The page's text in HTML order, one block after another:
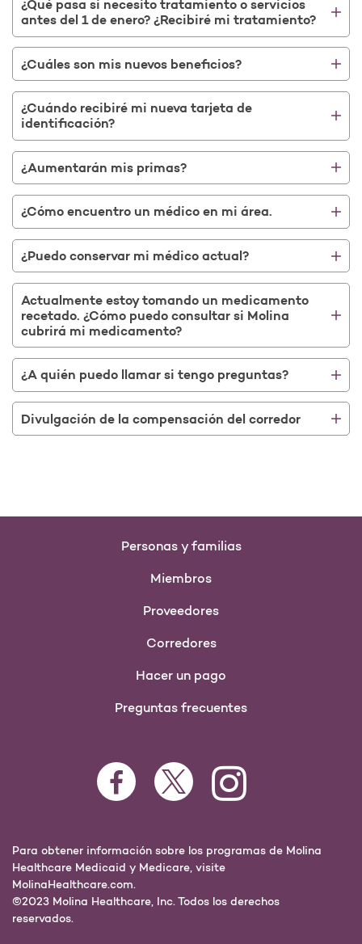
¿Qué pasa si necesito tratamiento o servicios
antes del 1 de enero? ¿Recibiré mi tratamiento?
¿Cuáles son mis nuevos beneficios?
¿Cuándo recibiré mi nueva tarjeta de
identificación?
¿Aumentarán mis primas?
¿Cómo encuentro un médico en mi área.
¿Puedo conservar mi médico actual?
Actualmente estoy tomando un medicamento
recetado. ¿Cómo puedo consultar si Molina
cubrirá mi medicamento?
¿A quién puedo llamar si tengo preguntas?
Divulgación de la compensación del corredor
Personas y familias
Miembros
Proveedores
Corredores
Hacer un pago
Preguntas frecuentes
Para obtener información sobre los programas de Molina
Healthcare Medicaid y Medicare, visite
MolinaHealthcare.com.
©2023 Molina Healthcare, Inc. Todos los derechos
reservados.